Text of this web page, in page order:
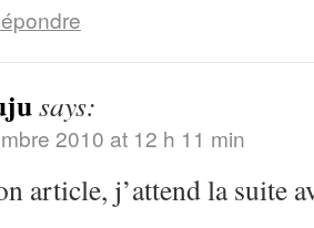
says:
2010 at 12 h 11 min
article, j’attend la suite